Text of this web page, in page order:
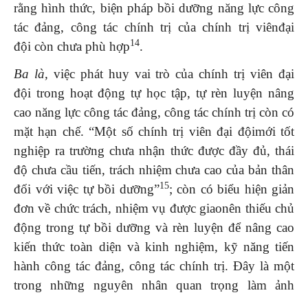
rằng hình thức, biện pháp bồi dưỡng năng lực công
tác đảng, công tác chính trị của chính trị viênđại
đội còn chưa phù hợp14.
Ba là, việc phát huy vai trò của chính trị viên đại
đội trong hoạt động tự học tập, tự rèn luyện nâng
cao năng lực công tác đảng, công tác chính trị còn có
mặt hạn chế. “Một số chính trị viên đại độimới tốt
nghiệp ra trường chưa nhận thức được đầy đủ, thái
độ chưa cầu tiến, trách nhiệm chưa cao của bản thân
đối với việc tự bồi dưỡng”15; còn có biểu hiện giản
đơn về chức trách, nhiệm vụ được giaonên thiếu chủ
động trong tự bồi dưỡng và rèn luyện để nâng cao
kiến thức toàn diện và kinh nghiệm, kỹ năng tiến
hành công tác đảng, công tác chính trị. Đây là một
trong những nguyên nhân quan trọng làm ảnh